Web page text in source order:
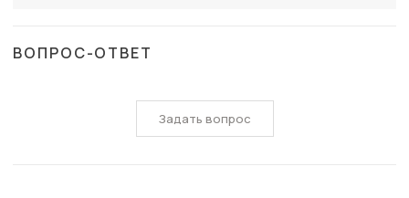
ВОПРОС-ОТВЕТ
Задать вопрос